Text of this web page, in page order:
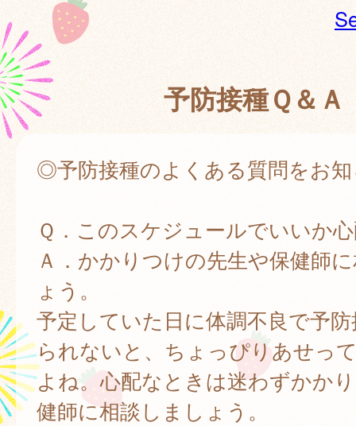
予防接種Ｑ＆Ａ
◎予防接種のよくある質問をお
Ｑ．このスケジュールでいいか
Ａ．かかりつけの先生や保健師
ょう。
予定していた日に体調不良で予
られないと、ちょっぴりあせっ
よね。心配なときは迷わずかか
健師に相談しましょう。